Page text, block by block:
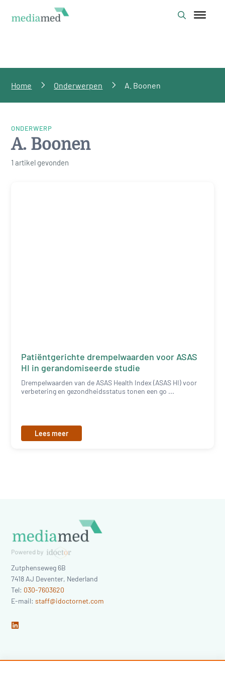
Home Onderwerpen A. Boonen
ONDERWERP
A. Boonen
1 artikel gevonden
Patiëntgerichte drempelwaarden voor ASAS
HI in gerandomiseerde studie
Drempelwaarden van de ASAS Health Index (ASAS HI) voor
verbetering en gezondheidsstatus tonen een go ...
Lees meer
Zutphenseweg 6B
7418 AJ Deventer, Nederland
Tel: 030-7603620
E-mail:staff@idoctornet.com